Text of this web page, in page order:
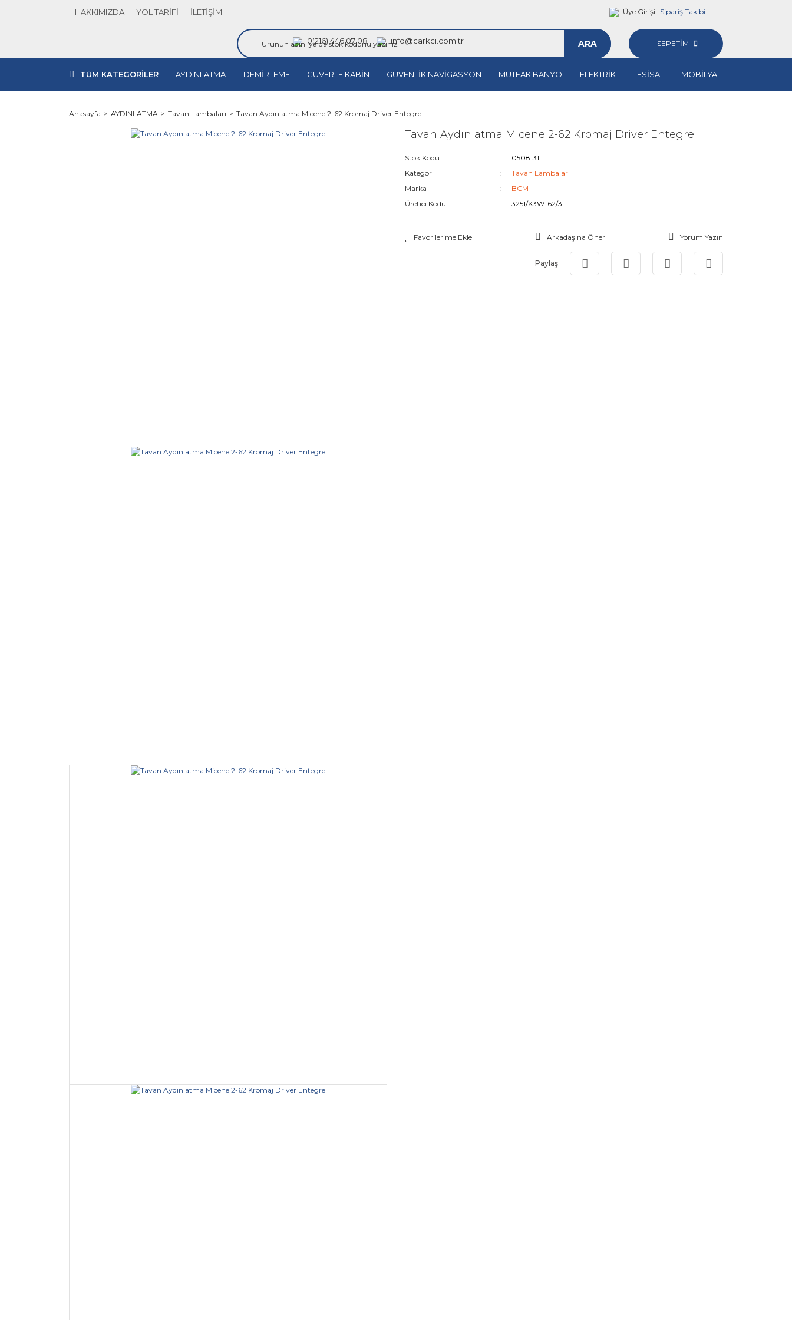
HAKKIMIZDA YOL TARİFİ İLETİŞİM Üye Girişi Sipariş Takibi
0(216) 446 07 08 info@carkci.com.tr ARA SEPETİM
TÜM KATEGORİLER AYDINLATMA DEMİRLEME GÜVERTE KABİN GÜVENLİK NAVİGASYON MUTFAK BANYO ELEKTRİK TESİSAT MOBİLYA
Anasayfa AYDINLATMA Tavan Lambaları Tavan Aydınlatma Micene 2-62 Kromaj Driver Entegre
Tavan Aydınlatma Micene 2-62 Kromaj Driver Entegre
Stok Kodu
0508131
Kategori
Tavan Lambaları
Marka
BCM
Üretici Kodu
3251/K3W-62/3
Arkadaşına Öner Yorum Yazın
Paylaş